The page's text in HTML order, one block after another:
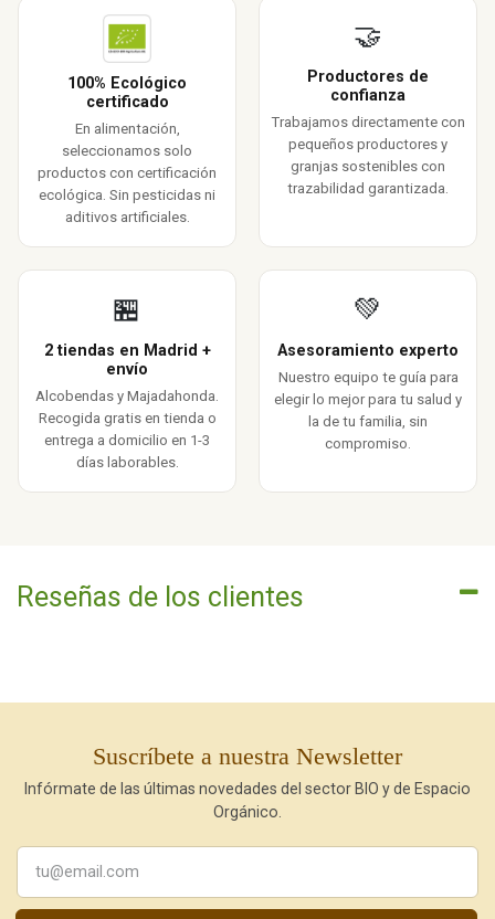
100% Ecológico
certificado
En alimentación,
seleccionamos solo
productos con certificación
ecológica. Sin pesticidas ni
aditivos artificiales.
🤝
Productores de
confianza
Trabajamos directamente con
pequeños productores y
granjas sostenibles con
trazabilidad garantizada.
🏪
2 tiendas en Madrid +
envío
Alcobendas y Majadahonda.
Recogida gratis en tienda o
entrega a domicilio en 1-3
días laborables.
💚
Asesoramiento experto
Nuestro equipo te guía para
elegir lo mejor para tu salud y
la de tu familia, sin
compromiso.
Reseñas de los clientes
Suscríbete a nuestra Newsletter
Infórmate de las últimas novedades del sector BIO y de Espacio
Orgánico.